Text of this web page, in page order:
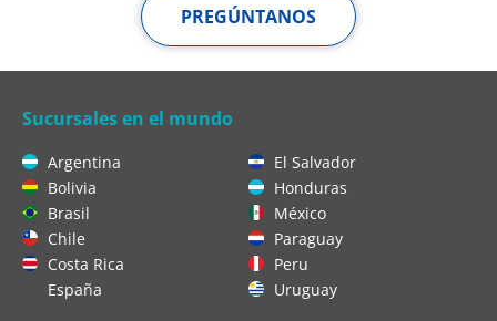
PREGÚNTANOS
Sucursales en el mundo
Argentina
Bolivia
Brasil
Chile
Costa Rica
España
El Salvador
Honduras
México
Paraguay
Peru
Uruguay